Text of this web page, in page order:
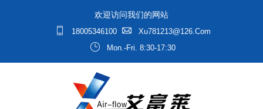
欢迎访问我们的网站
18005346100
Xu781213@126.com
Mon.-Fri. 8:30-17:30